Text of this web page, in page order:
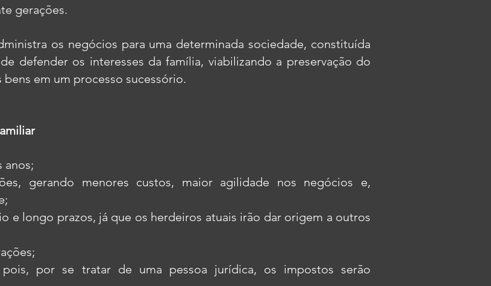
gerações.
os negócios para uma determinada sociedade, constituída
defender os interesses da família, viabilizando a preservação do
em um processo sucessório.
anos;
gerando menores custos, maior agilidade nos negócios e,
e longo prazos, já que os herdeiros atuais irão dar origem a outros
por se tratar de uma pessoa jurídica, os impostos serão